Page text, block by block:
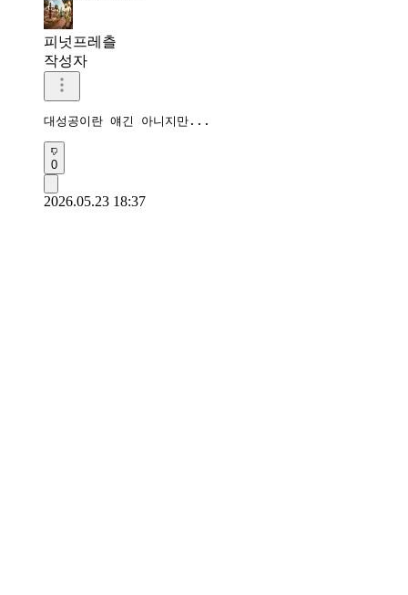
피넛프레츨
작성자
대성공이란 얘긴 아니지만...
0
2026.05.23 18:37